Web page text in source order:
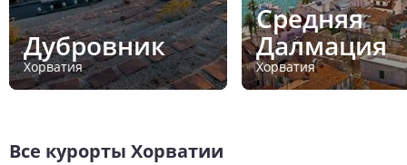
Дубровник
Хорватия
Средняя
Далмация
Хорватия
Все курорты Хорватии